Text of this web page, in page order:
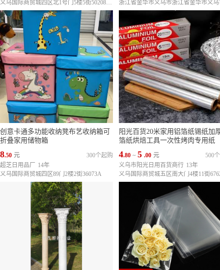
义乌国际商贸城四区北1号门5楼5街50208,50204,50205,50206,50207,50212,50213,50217,50221,50222,50226,50233,50237
创意卡通多功能收纳凳布艺收纳箱可
折叠家用储物箱
8.50 元
300个起购
超芝日用品厂
14年
义乌国际商贸城四区89门2楼2街36073A
阳光百货20米家用铝箔纸锡纸加
箔纸烘焙工具一次性烤肉专用纸
4.80 ~ 5 .00 元
500
义乌市阳光日用百货商行 13年
义乌国际商贸城五区南大门4楼11街